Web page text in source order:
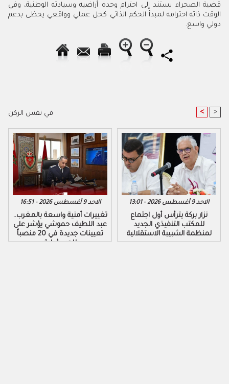
قضية الصحراء يستند إلى احترام وحدة أراضيه وسيادته الوطنية، وفي
الوقت ذاته احترامه لمبدأ الحكم الذاتي كحل عملي وواقعي يحظى بدعم
دولي واسع.
في نفس الركن < >
الاحد 9 أغسطس 2026 - 16:51
تغييرات أمنية واسعة بالمغرب..
عبد اللطيف حموشي يؤشر على
تعيينات جديدة في 20 منصباً
للمسؤولية
الاحد 9 أغسطس 2026 - 13:01
نزار بركة يترأس أول اجتماع
للمكتب التنفيذي الجديد
لمنظمة الشبيبة الاستقلالية